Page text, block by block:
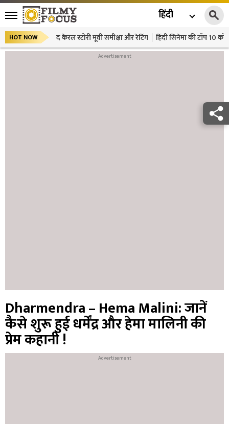
हिंदी
HOT NOW द केरल स्टोरी मूवी समीक्षा और रेटिंग हिंदी सिनेमा की टॉप 10
Dharmendra – Hema Malini: जानें
कैसे शुरू हुई धर्मेंद्र और हेमा मालिनी की
प्रेम कहानी !